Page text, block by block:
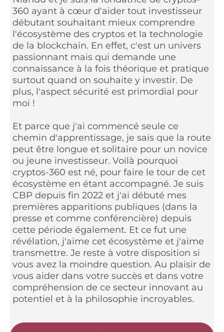
360 ayant à cœur d'aider tout investisseur
débutant souhaitant mieux comprendre
l'écosystème des cryptos et la technologie
de la blockchain. En effet, c'est un univers
passionnant mais qui demande une
connaissance à la fois théorique et pratique
surtout quand on souhaite y investir. De
plus, l'aspect sécurité est primordial pour
moi !
Et parce que j'ai commencé seule ce
chemin d'apprentissage, je sais que la route
peut être longue et solitaire pour un novice
ou jeune investisseur. Voilà pourquoi
cryptos-360 est né, pour faire le tour de cet
écosystème en étant accompagné. Je suis
CBP depuis fin 2022 et j'ai débuté mes
premières apparitions publiques (dans la
presse et comme conférencière) depuis
cette période également. Et ce fut une
révélation, j'aime cet écosystème et j'aime
transmettre. Je reste à votre disposition si
vous avez la moindre question. Au plaisir de
vous aider dans votre succès et dans votre
compréhension de ce secteur innovant au
potentiel et à la philosophie incroyables.